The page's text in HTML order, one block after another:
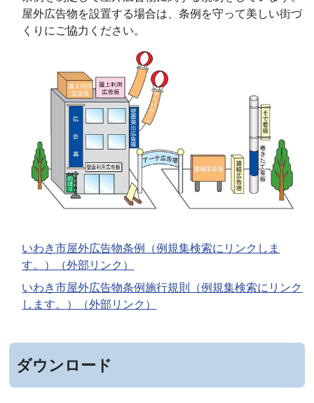
屋外広告物を設置する場合は、条例を守って美しい街づ
くりにご協力ください。
いわき市屋外広告物条例（例規集検索にリンクしま
す。）（外部リンク）
いわき市屋外広告物条例施行規則（例規集検索にリンク
します。）（外部リンク）
ダウンロード